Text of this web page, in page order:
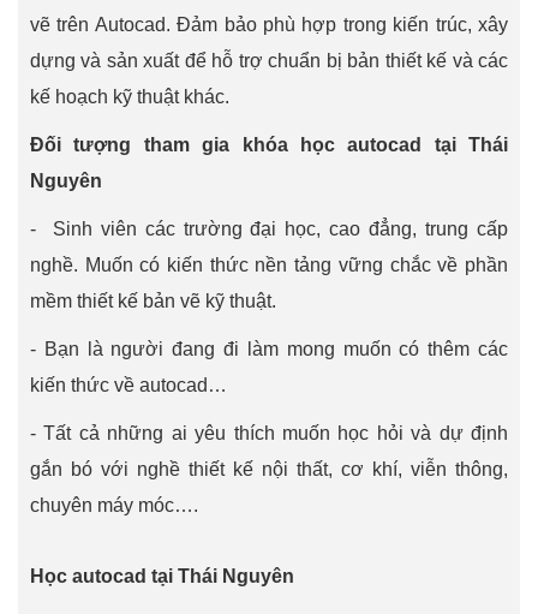
vẽ trên Autocad. Đảm bảo phù hợp trong kiến ​​trúc, xây
dựng và sản xuất để hỗ trợ chuẩn bị bản thiết kế và các
kế hoạch kỹ thuật khác.
Đối tượng tham gia khóa học autocad tại Thái
Nguyên
- Sinh viên các trường đại học, cao đẳng, trung cấp
nghề. Muốn có kiến thức nền tảng vững chắc về phần
mềm thiết kế bản vẽ kỹ thuật.
- Bạn là người đang đi làm mong muốn có thêm các
kiến thức về autocad…
- Tất cả những ai yêu thích muốn học hỏi và dự định
gắn bó với nghề thiết kế nội thất, cơ khí, viễn thông,
chuyên máy móc….
Học autocad tại Thái Nguyên